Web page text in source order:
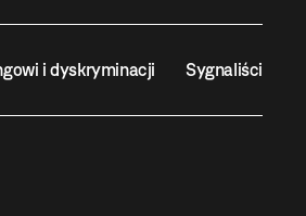
i dyskryminacji Sygnaliści